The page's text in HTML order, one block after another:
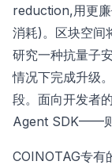
reduction,用更
消耗)。区块空间
研究一种抗量子
情况下完成升级
段。面向开发者
Agent SDK——则
COINOTAG专有